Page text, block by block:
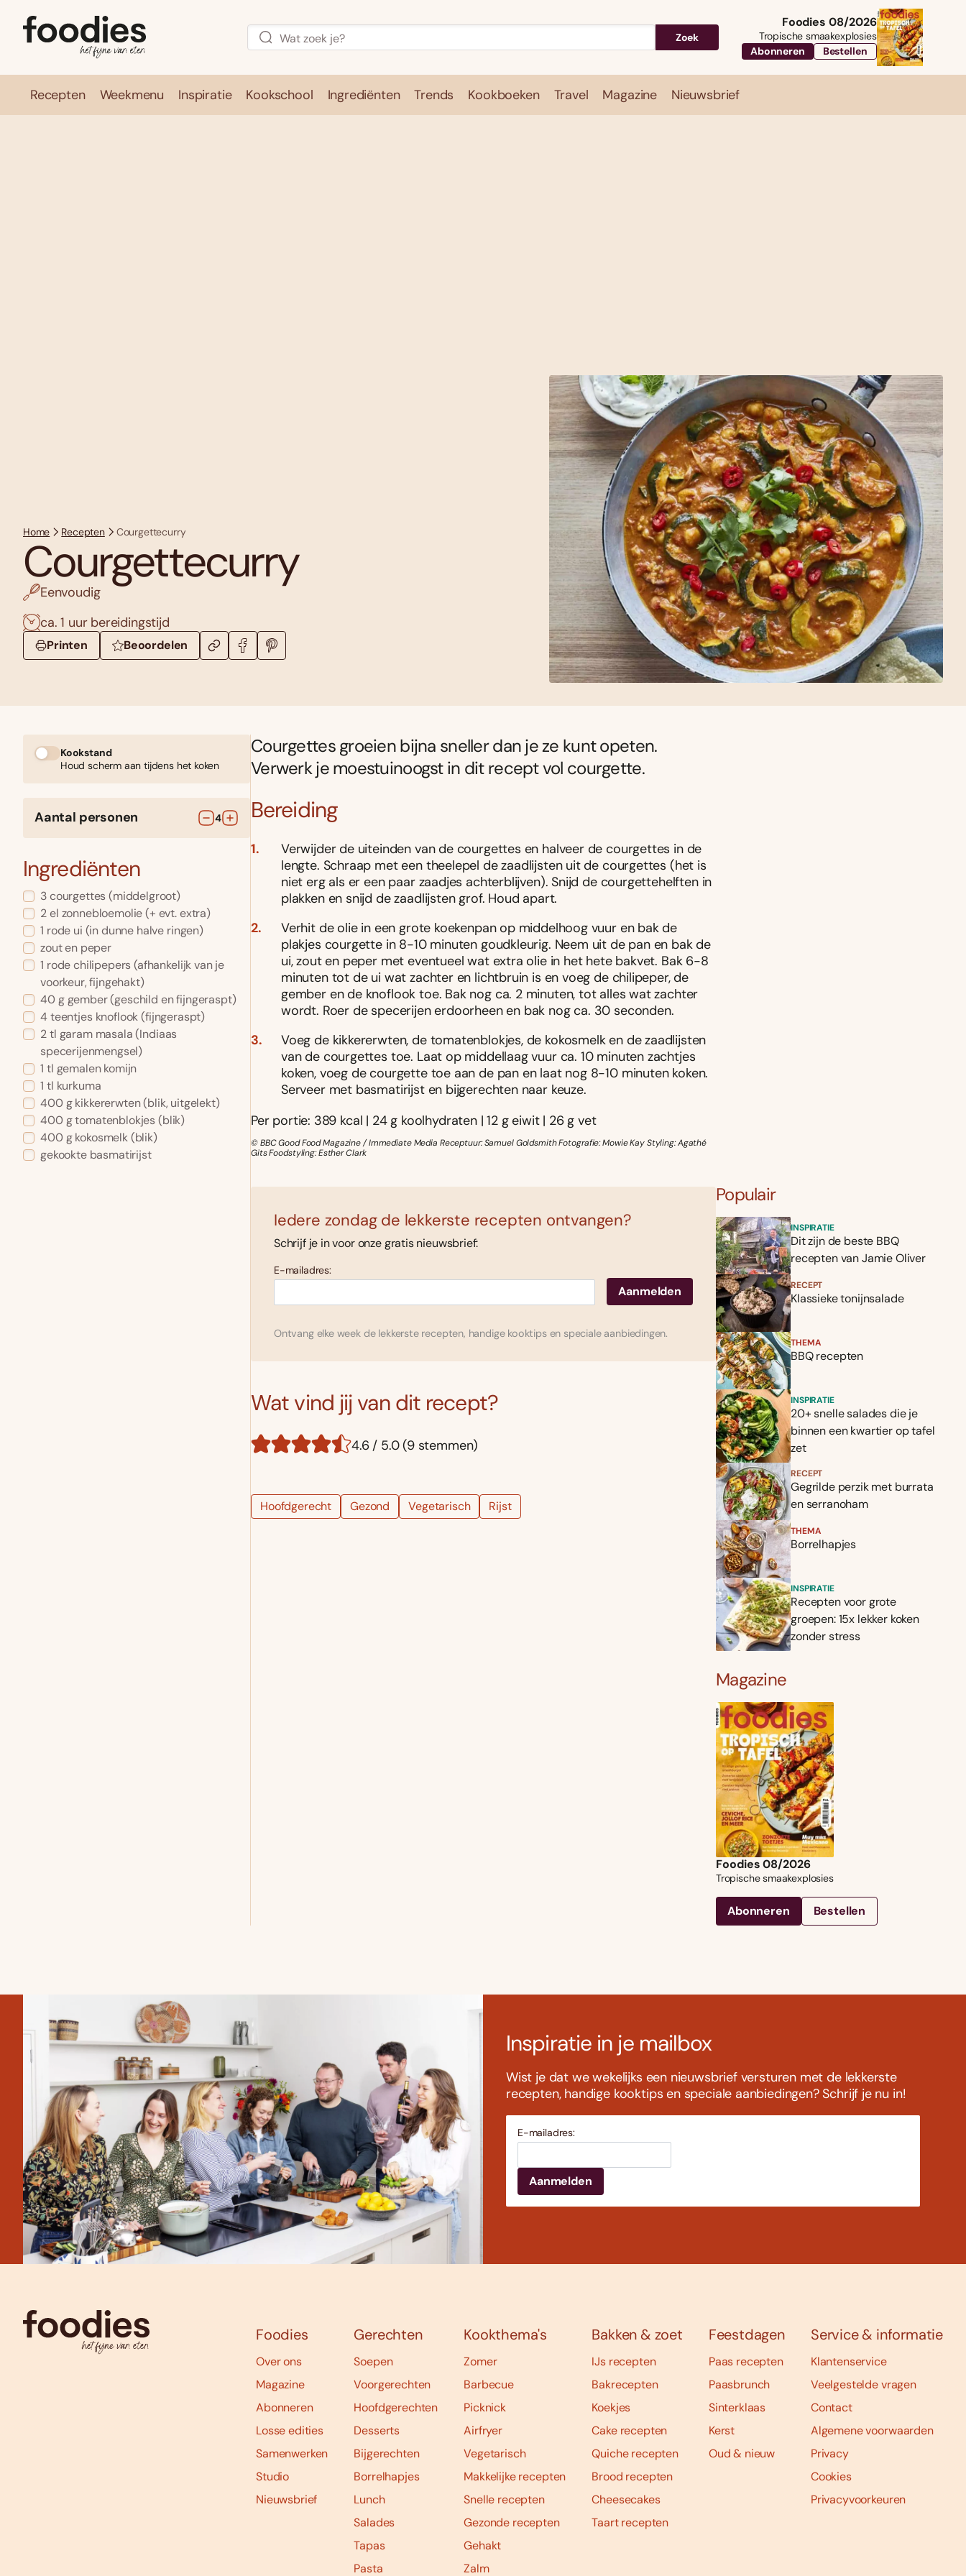
Zoek
Foodies 08/2026
Tropische smaakexplosies
Abonneren
Bestellen
Recepten Weekmenu Inspiratie Kookschool Ingrediënten Trends Kookboeken Travel Magazine Nieuwsbrief
Home Recepten Courgettecurry
Courgettecurry
Eenvoudig
ca. 1 uur bereidingstijd
Printen Beoordelen
Kookstand
Houd scherm aan tijdens het koken
Aantal personen 4
Ingrediënten
3courgettes(middelgroot)
2el zonnebloemolie(+ evt. extra)
1 rode ui (in dunne halve ringen)
zout en peper
1 rode chilipepers(afhankelijk van je
voorkeur, fijngehakt)
40 g gember(geschild en fijngeraspt)
4teentjes knoflook(fijngeraspt)
2tl garam masala(Indiaas
specerijenmengsel)
1 tl gemalen komijn
1 tl kurkuma
400 g kikkererwten(blik, uitgelekt)
400 gtomatenblokjes(blik)
400 g kokosmelk(blik)
gekookte basmatirijst
Courgettes groeien bijna sneller dan je ze kunt opeten.
Verwerk je moestuinoogst in dit recept vol courgette.
Bereiding
Verwijder de uiteinden van de courgettes en halveer de courgettes in de
lengte. Schraap met een theelepel de zaadlijsten uit de courgettes (het is
niet erg als er een paar zaadjes achterblijven). Snijd de courgettehelften in
plakken en snijd de zaadlijsten grof. Houd apart.
Verhit de olie in een grote koekenpan op middelhoog vuur en bak de
plakjes courgette in 8-10 minuten goudkleurig. Neem uit de pan en bak de
ui, zout en peper met eventueel wat extra olie in het hete bakvet. Bak 6-8
minuten tot de ui wat zachter en lichtbruin is en voeg de chilipeper, de
gember en de knoflook toe. Bak nog ca. 2 minuten, tot alles wat zachter
wordt. Roer de specerijen erdoorheen en bak nog ca. 30 seconden.
Voeg de kikkererwten, de tomatenblokjes, de kokosmelk en de zaadlijsten
van de courgettes toe. Laat op middellaag vuur ca. 10 minuten zachtjes
koken, voeg de courgette toe aan de pan en laat nog 8-10 minuten koken.
Serveer met basmatirijst en bijgerechten naar keuze.
Per portie: 389 kcal | 24 g koolhydraten | 12 g eiwit | 26 g vet
© BBC Good Food Magazine / Immediate Media Receptuur: Samuel Goldsmith Fotografie: Mowie Kay Styling: Agathé
Gits Foodstyling: Esther Clark
Iedere zondag de lekkerste recepten ontvangen?
Schrijf je in voor onze gratis nieuwsbrief:
E-mailadres:
Ontvang elke week de lekkerste recepten, handige kooktips en speciale aanbiedingen.
Wat vind jij van dit recept?
4.6 / 5.0 (9 stemmen)
Hoofdgerecht Gezond Vegetarisch Rijst
Populair
INSPIRATIE
Dit zijn de beste BBQ
recepten van Jamie Oliver
RECEPT
Klassieke tonijnsalade
THEMA
BBQ recepten
INSPIRATIE
20+ snelle salades die je
binnen een kwartier op tafel
zet
RECEPT
Gegrilde perzik met burrata
en serranoham
THEMA
Borrelhapjes
INSPIRATIE
Recepten voor grote
groepen: 15x lekker koken
zonder stress
Magazine
Foodies 08/2026
Tropische smaakexplosies
Abonneren Bestellen
Inspiratie in je mailbox
Wist je dat we wekelijks een nieuwsbrief versturen met de lekkerste
recepten, handige kooktips en speciale aanbiedingen? Schrijf je nu in!
E-mailadres:
Foodies
Over ons
Magazine
Abonneren
Losse edities
Samenwerken
Studio
Nieuwsbrief
Gerechten
Soepen
Voorgerechten
Hoofdgerechten
Desserts
Bijgerechten
Borrelhapjes
Lunch
Salades
Tapas
Pasta
Kookthema's
Zomer
Barbecue
Picknick
Airfryer
Vegetarisch
Makkelijke recepten
Snelle recepten
Gezonde recepten
Gehakt
Zalm
Bakken & zoet
IJs recepten
Bakrecepten
Koekjes
Cake recepten
Quiche recepten
Brood recepten
Cheesecakes
Taart recepten
Feestdagen
Paas recepten
Paasbrunch
Sinterklaas
Kerst
Oud & nieuw
Service & informatie
Klantenservice
Veelgestelde vragen
Contact
Algemene voorwaarden
Privacy
Cookies
Privacyvoorkeuren